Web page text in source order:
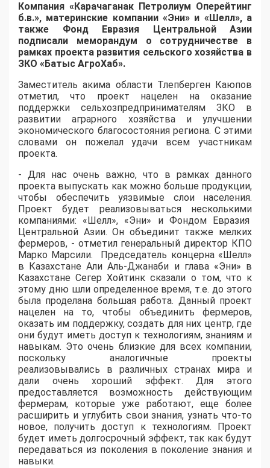
Компания «Карачаганак Петролиум Оперейтинг
б.в.», материнские компании «Эни» и «Шелл», а
также Фонд Евразия Центральной Азии
подписали меморандум о сотрудничестве в
рамках проекта развития сельского хозяйства в
ЗКО «Батыс АгроХаб».
Заместитель акима области Тлепберген Каюпов
отметил, что проект нацелен на оказание
поддержки сельхозпредпринимателям ЗКО в
развитии аграрного хозяйства и улучшении
экономического благосостояния региона. С этими
словами он пожелал удачи всем участникам
проекта.
- Для нас очень важно, что в рамках данного
проекта выпускать как можно больше продукции,
чтобы обеспечить уязвимые слои населения.
Проект будет реализовываться несколькими
компаниями: «Шелл», «Эни» и Фондом Евразия
Центральной Азии. Он объединит также мелких
фермеров, - отметил генеральный директор КПО
Марко Марсили. Председатель концерна «Шелл»
в Казахстане Али Аль-Джанаби и глава «Эни» в
Казахстане Сегер Хойтинк сказали о том, что к
этому дню шли определенное время, т.е. до этого
была проделана большая работа. Данный проект
нацелен на то, чтобы объединить фермеров,
оказать им поддержку, создать для них центр, где
они будут иметь доступ к технологиям, знаниям и
навыкам. Это очень близкие для всех компании,
поскольку аналогичные проекты
реализовывались в различных странах мира и
дали очень хороший эффект. Для этого
предоставляется возможность действующим
фермерам, которые уже работают, еще более
расширить и углубить свои знания, узнать что-то
новое, получить доступ к технологиям. Проект
будет иметь долгосрочный эффект, так как будут
передаваться из поколения в поколение знания и
навыки.